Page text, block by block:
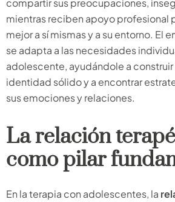
mientras reciben apoyo profesional
mejor a sí mismas y a su entorno. El
se adapta a las necesidades
adolescente, ayudándole a
identidad sólido y a encontrar
sus emociones y relaciones.
La relación
como pilar
En la terapia con adolescentes, la